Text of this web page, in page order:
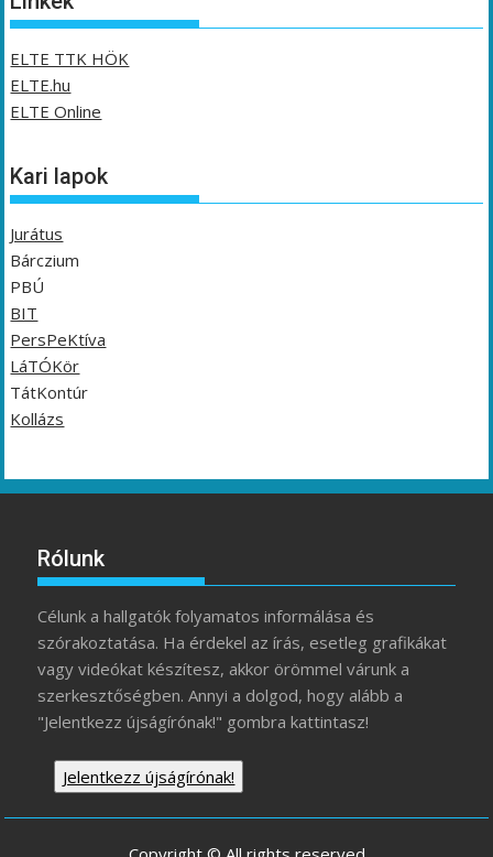
ELTE TTK HÖK
ELTE.hu
ELTE Online
Kari lapok
Jurátus
Bárczium
PBÚ
BIT
PersPeKtíva
LáTÓKör
TátKontúr
Kollázs
Rólunk
Célunk a hallgatók folyamatos informálása és
szórakoztatása. Ha érdekel az írás, esetleg grafikákat
vagy videókat készítesz, akkor örömmel várunk a
szerkesztőségben. Annyi a dolgod, hogy alább a
"Jelentkezz újságírónak!" gombra kattintasz!
Jelentkezz újságírónak!